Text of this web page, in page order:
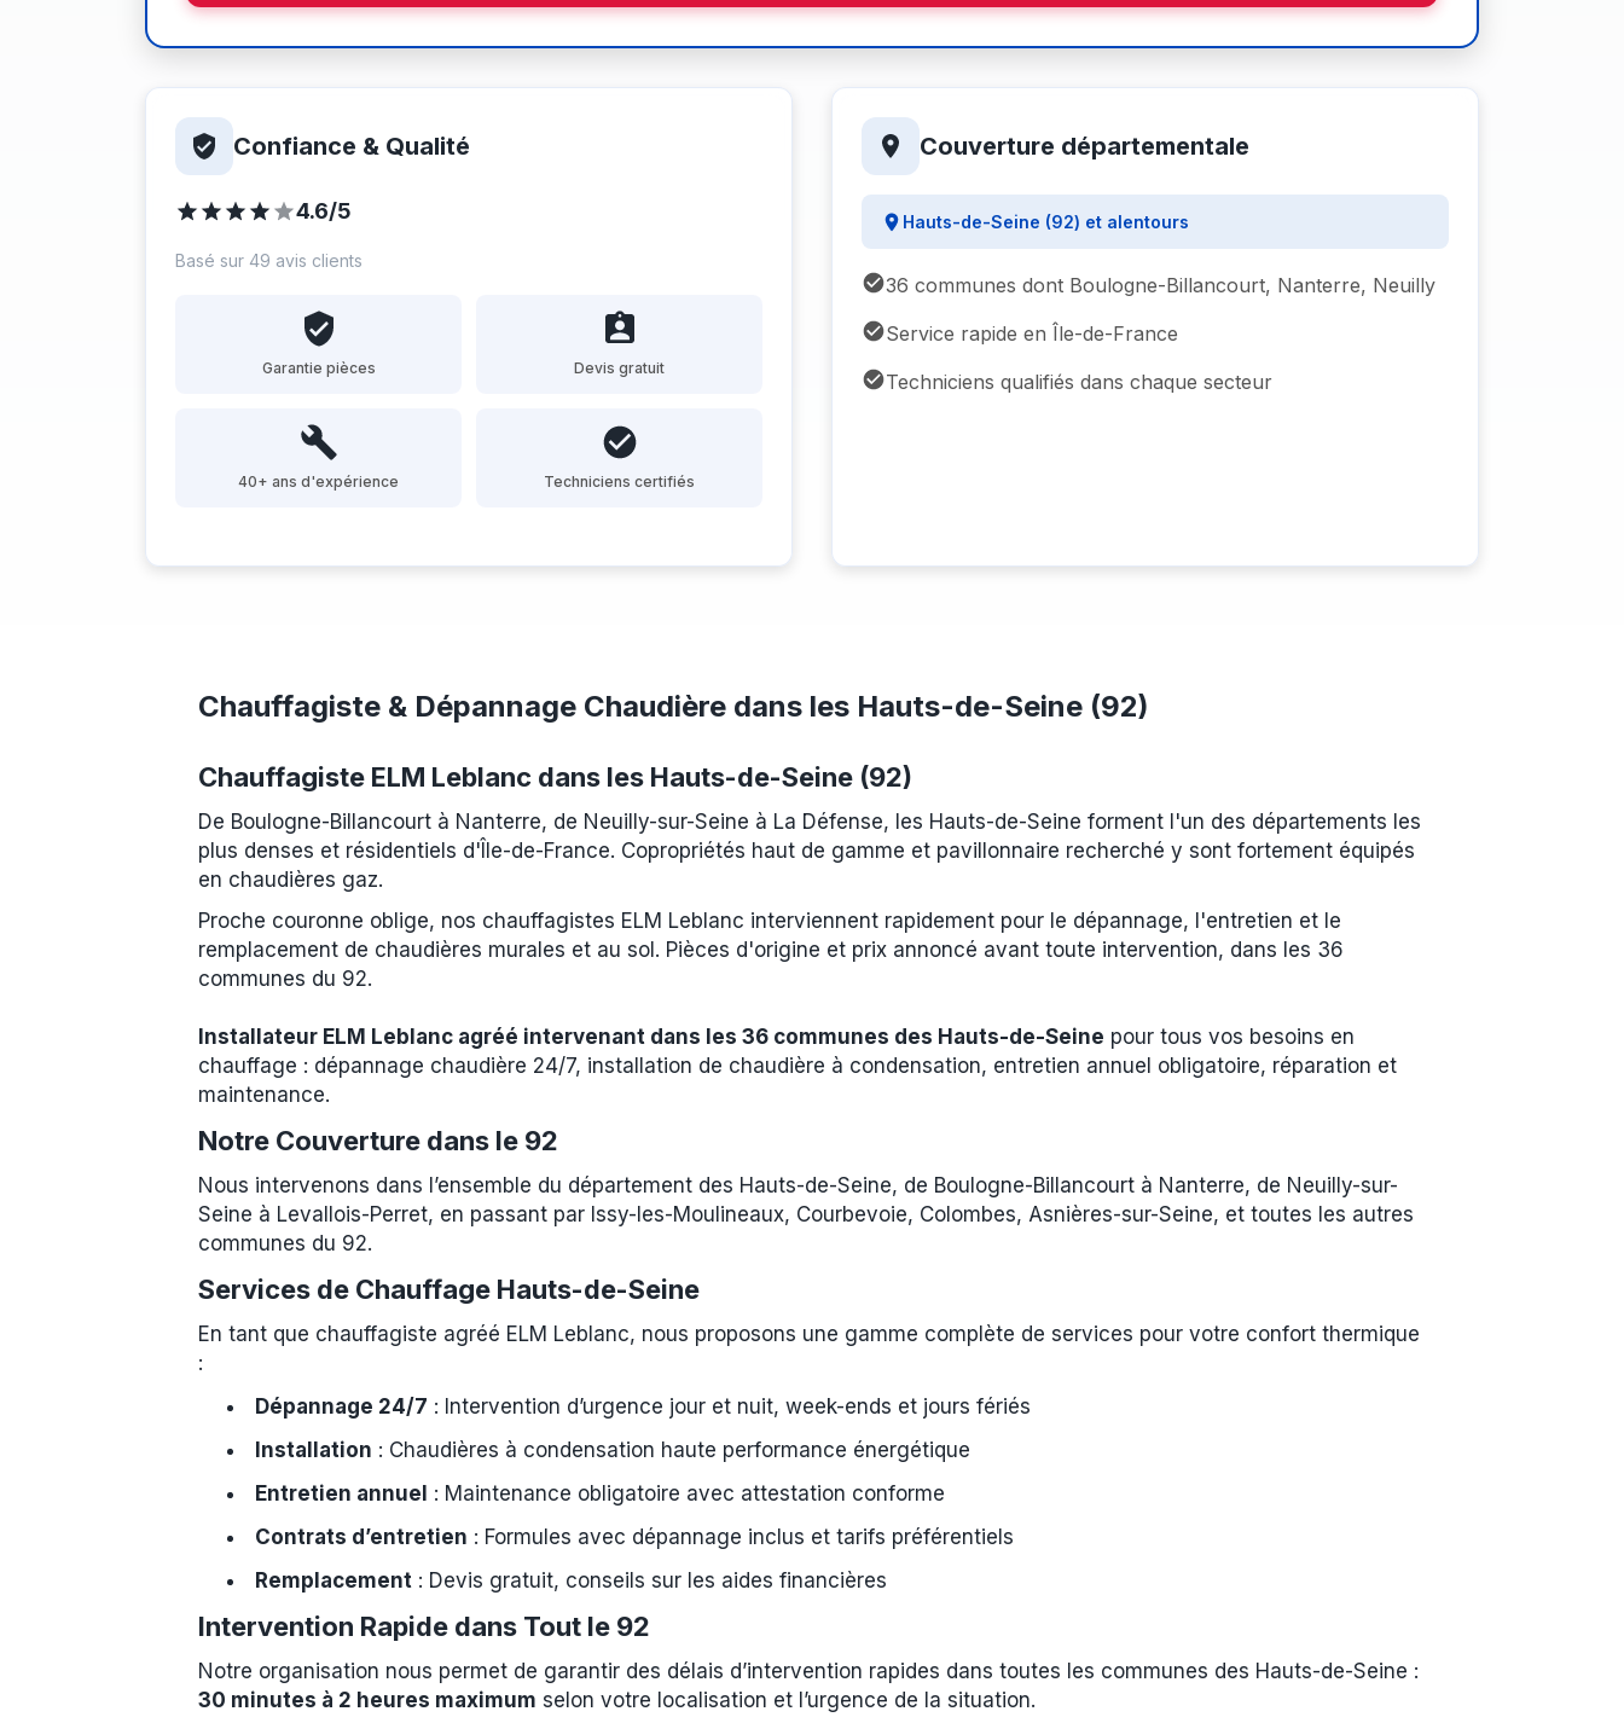
Confiance & Qualité
4.6/5
Basé sur 49 avis clients
Garantie pièces Devis gratuit
40+ ans d'expérience Techniciens certifiés
Couverture départementale
Hauts-de-Seine (92) et alentours
36 communes dont Boulogne-Billancourt, Nanterre, Neuilly
Service rapide en Île-de-France
Techniciens qualifiés dans chaque secteur
Chauffagiste & Dépannage Chaudière dans les Hauts-de-Seine (92)
Chauffagiste ELM Leblanc dans les Hauts-de-Seine (92)
De Boulogne-Billancourt à Nanterre, de Neuilly-sur-Seine à La Défense, les Hauts-de-Seine forment l'un des départements les
plus denses et résidentiels d'Île-de-France. Copropriétés haut de gamme et pavillonnaire recherché y sont fortement équipés
en chaudières gaz.
Proche couronne oblige, nos chauffagistes ELM Leblanc interviennent rapidement pour le dépannage, l'entretien et le
remplacement de chaudières murales et au sol. Pièces d'origine et prix annoncé avant toute intervention, dans les 36
communes du 92.
Installateur ELM Leblanc agréé intervenant dans les 36 communes des Hauts-de-Seine pour tous vos besoins en
chauffage : dépannage chaudière 24/7, installation de chaudière à condensation, entretien annuel obligatoire, réparation et
maintenance.
Notre Couverture dans le 92
Nous intervenons dans l’ensemble du département des Hauts-de-Seine, de Boulogne-Billancourt à Nanterre, de Neuilly-sur-
Seine à Levallois-Perret, en passant par Issy-les-Moulineaux, Courbevoie, Colombes, Asnières-sur-Seine, et toutes les autres
communes du 92.
Services de Chauffage Hauts-de-Seine
En tant que chauffagiste agréé ELM Leblanc, nous proposons une gamme complète de services pour votre confort thermique
:
Dépannage 24/7 : Intervention d’urgence jour et nuit, week-ends et jours fériés
Installation : Chaudières à condensation haute performance énergétique
Entretien annuel : Maintenance obligatoire avec attestation conforme
Contrats d’entretien : Formules avec dépannage inclus et tarifs préférentiels
Remplacement : Devis gratuit, conseils sur les aides financières
Intervention Rapide dans Tout le 92
Notre organisation nous permet de garantir des délais d’intervention rapides dans toutes les communes des Hauts-de-Seine :
30 minutes à 2 heures maximum selon votre localisation et l’urgence de la situation.